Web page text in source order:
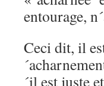
entourage,
Ceci dit, il
´il est juste